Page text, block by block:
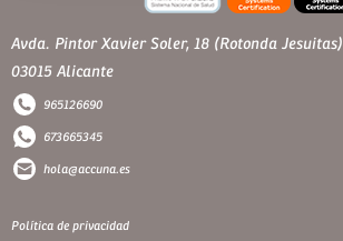
Avda. Pintor Xavier Soler, 18 (Rotonda Jesuitas)
03015 Alicante
965126690
673665345
hola@accuna.es
Política de privacidad